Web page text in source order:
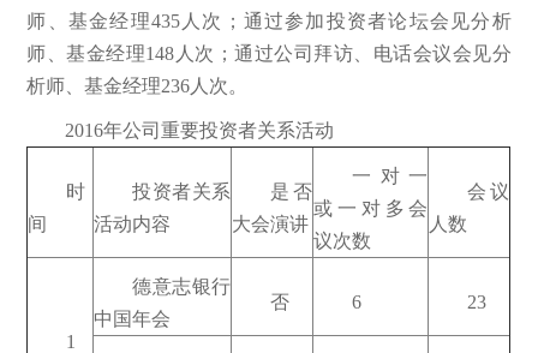
师、基金经理435人次；通过参加投资者论坛会见分析
师、基金经理148人次；通过公司拜访、电话会议会见分
析师、基金经理236人次。
2016年公司重要投资者关系活动
时
间
投资者关系
活动内容
是否
大会演讲
一对一
或一对多会
议次数
会议
人数
1
德意志银行
中国年会
否 6 23